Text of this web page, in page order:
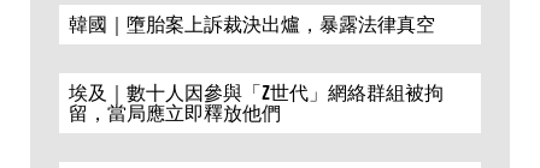
韓國｜墮胎案上訴裁決出爐，暴露法律真空
埃及｜數十人因參與「Z世代」網絡群組被拘
留，當局應立即釋放他們